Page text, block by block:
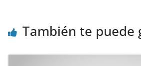
También te puede